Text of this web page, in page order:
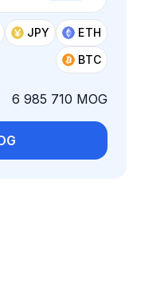
JPY
ETH
BTC
6 985 710 MOG